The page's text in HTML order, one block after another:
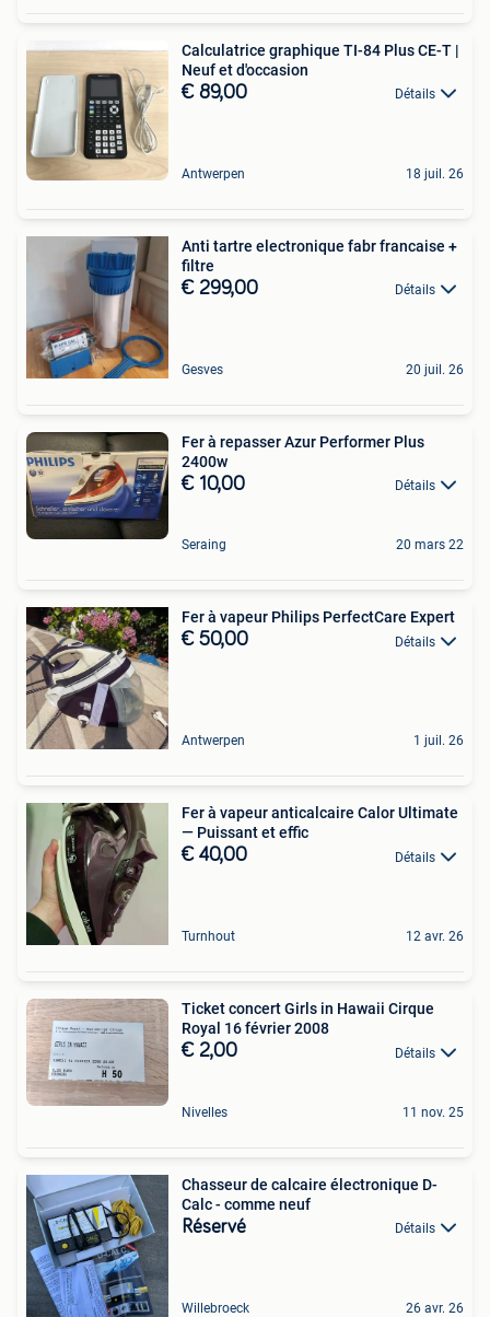
Calculatrice graphique TI-84 Plus CE-T |
Neuf et d'occasion
€ 89,00 Détails
Antwerpen 18 juil. 26
Anti tartre electronique fabr francaise +
filtre
€ 299,00 Détails
Gesves 20 juil. 26
Fer à repasser Azur Performer Plus
2400w
€ 10,00 Détails
Seraing 20 mars 22
Fer à vapeur Philips PerfectCare Expert
€ 50,00 Détails
Antwerpen 1 juil. 26
Fer à vapeur anticalcaire Calor Ultimate
— Puissant et effic
€ 40,00 Détails
Turnhout 12 avr. 26
Ticket concert Girls in Hawaii Cirque
Royal 16 février 2008
€ 2,00 Détails
Nivelles 11 nov. 25
Chasseur de calcaire électronique D-
Calc - comme neuf
Réservé Détails
Willebroeck 26 avr. 26